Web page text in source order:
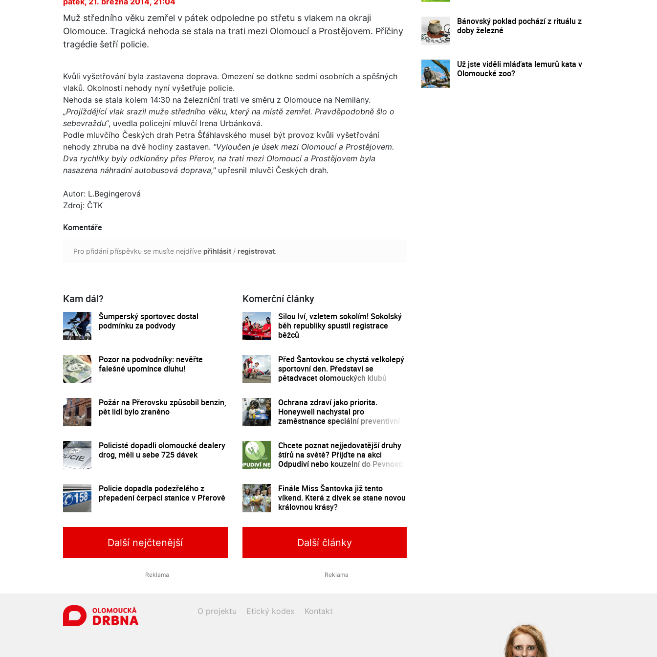
Muž středního věku zemřel v pátek odpoledne po střetu s vlakem na okraji
Olomouce. Tragická nehoda se stala na trati mezi Olomoucí a Prostějovem. Příčiny
tragédie šetří policie.
Kvůli vyšetřování byla zastavena doprava. Omezení se dotkne sedmi osobních a spěšných
vlaků. Okolnosti nehody nyní vyšetřuje policie.
Nehoda se stala kolem 14:30 na železniční trati ve směru z Olomouce na Nemilany.
„Projíždějící vlak srazil muže středního věku, který na místě zemřel. Pravděpodobně šlo o
sebevraždu“, uvedla policejní mluvčí Irena Urbánková.
Podle mluvčího Českých drah Petra Šťáhlavského musel být provoz kvůli vyšetřování
nehody zhruba na dvě hodiny zastaven. "Vyloučen je úsek mezi Olomoucí a Prostějovem.
Dva rychlíky byly odkloněny přes Přerov, na trati mezi Olomoucí a Prostějovem byla
nasazena náhradní autobusová doprava," upřesnil mluvčí Českých drah.
Autor: L.Begingerová
Zdroj: ČTK
Komentáře
Pro přidání příspěvku se musíte nejdříve přihlásit / registrovat.
Kam dál?
Šumperský sportovec dostal
podmínku za podvody
Pozor na podvodníky: nevěřte
falešné upomínce dluhu!
Požár na Přerovsku způsobil benzin,
pět lidí bylo zraněno
Policisté dopadli olomoucké dealery
drog, měli u sebe 725 dávek
Policie dopadla podezřelého z
přepadení čerpací stanice v Přerově
Komerční články
Silou lví, vzletem sokolím! Sokolský
běh republiky spustil registrace
běžců
Před Šantovkou se chystá velkolepý
sportovní den. Představí se
pětadvacet olomouckých klubů
Ochrana zdraví jako priorita.
Honeywell nachystal pro
zaměstnance speciální preventivní
Chcete poznat nejjedovatější druhy
štírů na světě? Přijďte na akci
Odpudiví nebo kouzelní do Pevnosti
Finále Miss Šantovka již tento
víkend. Která z dívek se stane novou
královnou krásy?
Další nejčtenější Další články
Bánovský poklad pochází z rituálu z
doby železné
Už jste viděli mláďata lemurů kata v
Olomoucké zoo?
O projektu Etický kodex Kontakt